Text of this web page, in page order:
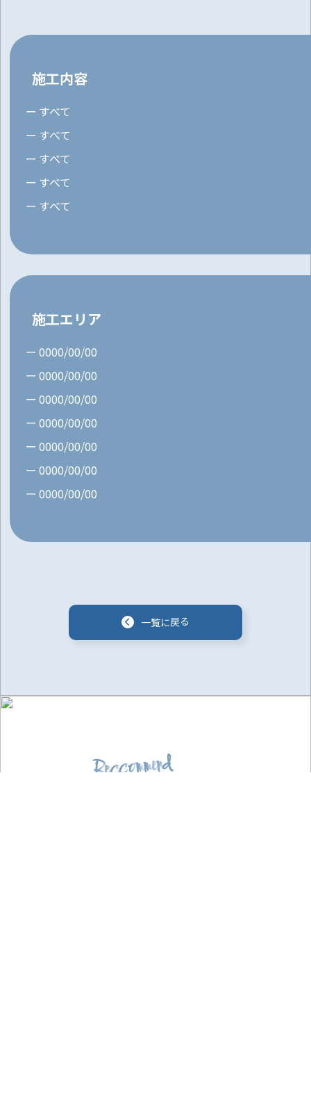
施工内容
すべて
すべて
すべて
すべて
すべて
施工エリア
0000/00/00
0000/00/00
0000/00/00
0000/00/00
0000/00/00
0000/00/00
0000/00/00
一覧に戻る
Reccommend